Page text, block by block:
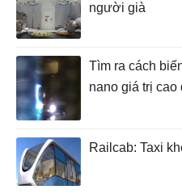
người già
Tìm ra cách
nano giá trị cao
Railcab: Taxi